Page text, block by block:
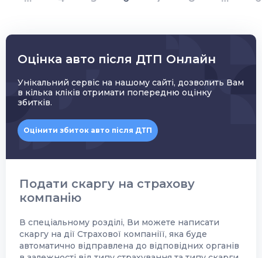
Оцінка авто після ДТП Онлайн
Унікальний сервіс на нашому сайті, дозволить Вам
в кілька кліків отримати попередню оцінку
збитків.
Оцінити збиток авто після ДТП
Подати скаргу на страхову
компанію
В спеціальному розділі, Ви можете написати
скаргу на дії Страхової компаніїї, яка буде
автоматично відправлена до відповідних органів